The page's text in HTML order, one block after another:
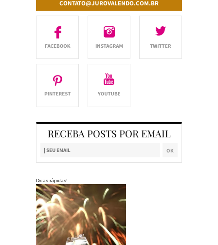
CONTATO@JUROVALENDO.COM.BR
RECEBA POSTS POR EMAIL
Dicas rápidas!